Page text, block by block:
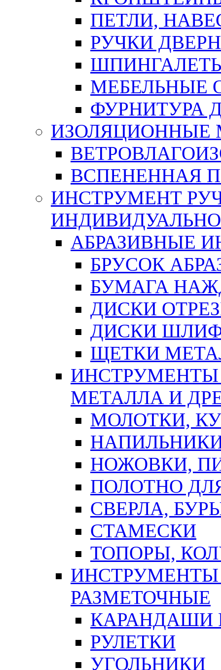
ПЕТЛИ,
РУЧКИ
МЕБЕЛЬНЫЕ
ФУРНИТУРА
ИЗОЛЯЦИОННЫЕ
ВСПЕНЕННАЯ
ИНСТРУМЕНТ
АБРАЗИВНЫЕ
БРУСОК
БУМАГА
ДИСКИ
ДИСКИ
ЩЕТКИ
ИНСТРУМЕНТЫ
МЕТАЛЛА И
МОЛОТКИ,
НОЖОВКИ,
ПОЛОТНО
СВЕРЛА,
СТАМЕСКИ
ТОПОРЫ,
ИНСТРУМЕНТЫ
РАЗМЕТОЧНЫЕ
КАРАНДАШИ
РУЛЕТКИ
УГОЛЬНИКИ